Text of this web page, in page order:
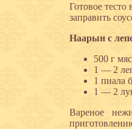
Готовое тесто
заправить
Наарын с
500 г
1 — 2
1 пиала
1 — 2
Вареное